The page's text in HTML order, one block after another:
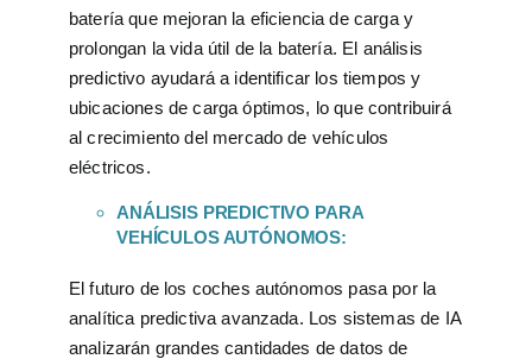
batería que mejoran la eficiencia de carga y
prolongan la vida útil de la batería. El análisis
predictivo ayudará a identificar los tiempos y
ubicaciones de carga óptimos, lo que contribuirá
al crecimiento del mercado de vehículos
eléctricos.
ANÁLISIS PREDICTIVO PARA
VEHÍCULOS AUTÓNOMOS:
El futuro de los coches autónomos pasa por la
analítica predictiva avanzada. Los sistemas de IA
analizarán grandes cantidades de datos de